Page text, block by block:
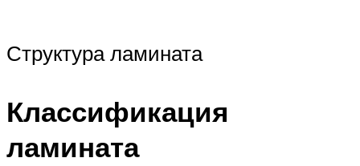
Структура ламината
Классификация
ламината